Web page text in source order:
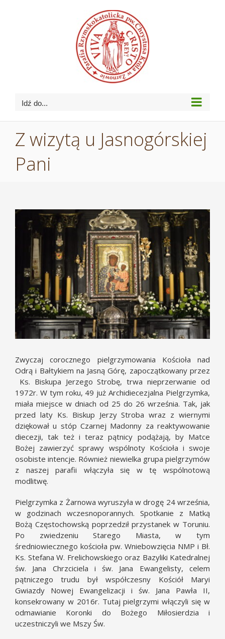
Idź do...
Z wizytą u Jasnogórskiej
Pani
Pokaż
większy
obrazek
Zwyczaj corocznego pielgrzymowania Kościoła nad
Odrą i Bałtykiem na Jasną Górę, zapoczątkowany przez
Ks. Biskupa Jerzego Strobę, trwa nieprzerwanie od
1972r. W tym roku, 49 już Archidiecezjalna Pielgrzymka,
miała miejsce w dniach od 25 do 26 września. Tak, jak
przed laty Ks. Biskup Jerzy Stroba wraz z wiernymi
dziękował u stóp Czarnej Madonny za reaktywowanie
diecezji, tak też i teraz pątnicy podążają, by Matce
Bożej zawierzyć sprawy wspólnoty Kościoła i swoje
osobiste intencje. Również niewielka grupa pielgrzymów
z naszej parafii włączyła się w tę wspólnotową
modlitwę.
Pielgrzymka z Żarnowa wyruszyła w drogę 24 września,
w godzinach wczesnoporannych. Spotkanie z Matką
Bożą Częstochowską poprzedził przystanek w Toruniu.
Po zwiedzeniu Starego Miasta, w tym
średniowiecznego kościoła pw. Wniebowzięcia NMP i Bł.
Ks. Stefana W. Frelichowskiego oraz Bazyliki Katedralnej
św. Jana Chrzciciela i św. Jana Ewangelisty, celem
pątniczego trudu był współczesny Kościół Maryi
Gwiazdy Nowej Ewangelizacji i św. Jana Pawła II,
konsekrowany w 2016r. Tutaj pielgrzymi włączyli się w
odmawianie Koronki do Bożego Miłosierdzia i
uczestniczyli we Mszy Św.